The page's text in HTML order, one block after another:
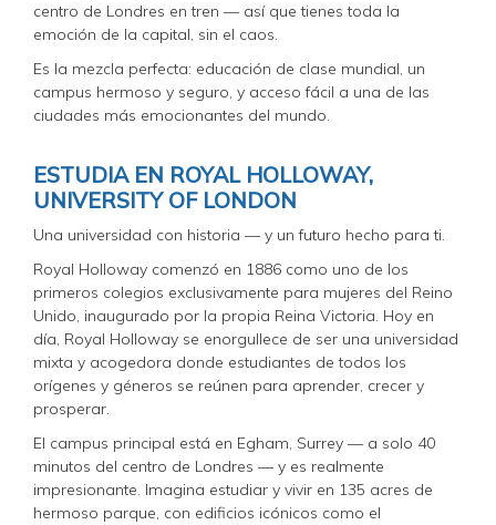
centro de Londres en tren — así que tienes toda la
emoción de la capital, sin el caos.
Es la mezcla perfecta: educación de clase mundial, un
campus hermoso y seguro, y acceso fácil a una de las
ciudades más emocionantes del mundo.
ESTUDIA EN ROYAL HOLLOWAY,
UNIVERSITY OF LONDON
Una universidad con historia — y un futuro hecho para ti.
Royal Holloway comenzó en 1886 como uno de los
primeros colegios exclusivamente para mujeres del Reino
Unido, inaugurado por la propia Reina Victoria. Hoy en
día, Royal Holloway se enorgullece de ser una universidad
mixta y acogedora donde estudiantes de todos los
orígenes y géneros se reúnen para aprender, crecer y
prosperar.
El campus principal está en Egham, Surrey — a solo 40
minutos del centro de Londres — y es realmente
impresionante. Imagina estudiar y vivir en 135 acres de
hermoso parque, con edificios icónicos como el